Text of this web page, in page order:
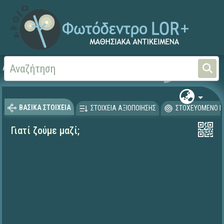
Αρχική Γεωγραφία-Γεωλογία
ΒΑΣΙΚΑ ΣΤΟΙΧΕΙΑ ΣΤΟΙΧΕΙΑ ΑΞΙΟΠΟΙΗΣΗΣ ΣΤΟΧΕΥΟΜΕΝΟ
Γιατί ζούμε μαζί;